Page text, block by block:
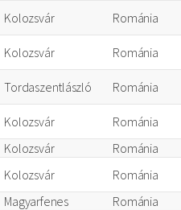
Kolozsvár Románia
Kolozsvár Románia
Tordaszentlászló Románia
Kolozsvár
Románia
Kolozsvár
Románia
Kolozsvár
Románia
Magyarfenes
Románia